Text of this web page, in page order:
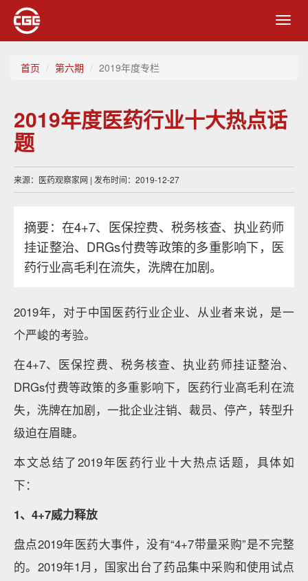
首页 第六期 2019年度专栏
2019年度医药行业十大热点话
题
来源：医药观察家网 | 发布时间：2019-12-27
摘要：在4+7、医保控费、税务核查、执业药师
挂证整治、DRGs付费等政策的多重影响下，医
药行业高毛利在流失，洗牌在加剧。
2019年，对于中国医药行业企业、从业者来说，是一
个严峻的考验。
在4+7、医保控费、税务核查、执业药师挂证整治、
DRGs付费等政策的多重影响下，医药行业高毛利在流
失，洗牌在加剧，一批企业注销、裁员、停产，转型升
级迫在眉睫。
本文总结了2019年医药行业十大热点话题，具体如
下：
1、4+7威力释放
盘点2019年医药大事件，没有“4+7带量采购”是不完整
的。2019年1月，国家出台了药品集中采购和使用试点